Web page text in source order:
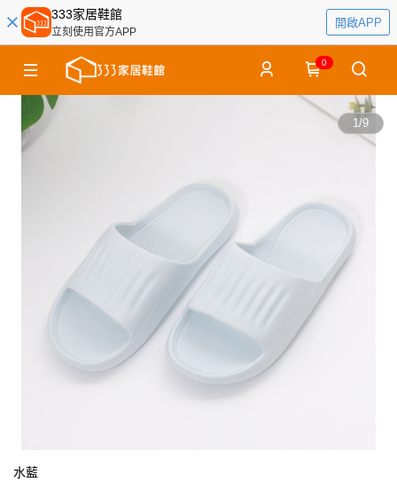
333家居鞋館
立刻使用官方APP
開啟APP
0
1/9
水藍